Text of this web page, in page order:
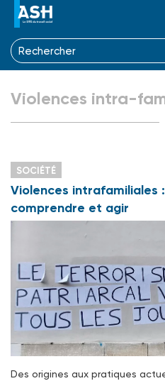
Violences intra-
SOCIÉTÉ
Violences intrafamiliales
comprendre et agir
Des origines aux pratiques